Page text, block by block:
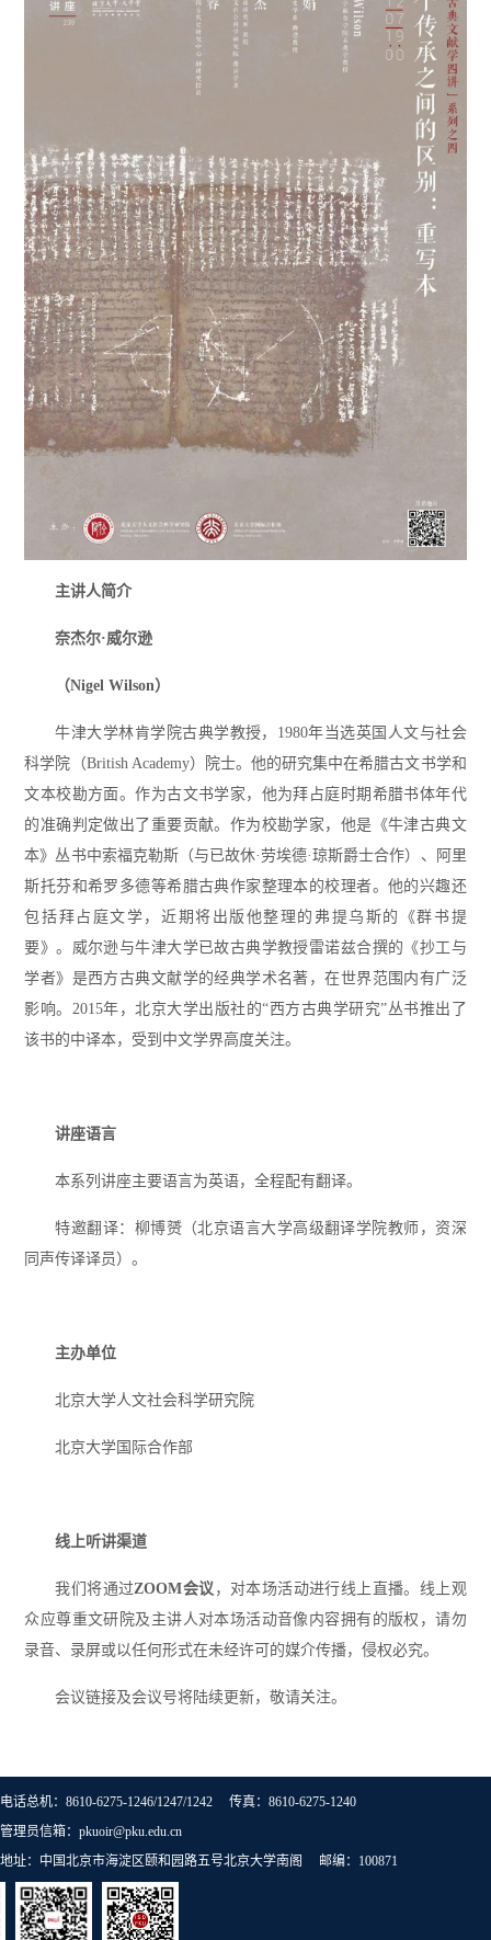
主讲人简介
奈杰尔·威尔逊
（Nigel Wilson）
牛津大学林肯学院古典学教授，1980年当选英国人文与社会
科学院（British Academy）院士。他的研究集中在希腊古文书学和
文本校勘方面。作为古文书学家，他为拜占庭时期希腊书体年代
的准确判定做出了重要贡献。作为校勘学家，他是《牛津古典文
本》丛书中索福克勒斯（与已故休·劳埃德·琼斯爵士合作）、阿里
斯托芬和希罗多德等希腊古典作家整理本的校理者。他的兴趣还
包括拜占庭文学，近期将出版他整理的弗提乌斯的《群书提
要》。威尔逊与牛津大学已故古典学教授雷诺兹合撰的《抄工与
学者》是西方古典文献学的经典学术名著，在世界范围内有广泛
影响。2015年，北京大学出版社的“西方古典学研究”丛书推出了
该书的中译本，受到中文学界高度关注。
讲座语言
本系列讲座主要语言为英语，全程配有翻译。
特邀翻译：柳博赟（北京语言大学高级翻译学院教师，资深
同声传译译员）。
主办单位
北京大学人文社会科学研究院
北京大学国际合作部
线上听讲渠道
我们将通过ZOOM会议 ，对本场活动进行线上直播。线上观
众应尊重文研院及主讲人对本场活动音像内容拥有的版权，请勿
录音、录屏或以任何形式在未经许可的媒介传播，侵权必究。
会议链接及会议号将陆续更新，敬请关注。
电话总机：8610-6275-1246/1247/1242 传真：8610-6275-1240
管理员信箱：pkuoir@pku.edu.cn
地址：中国北京市海淀区颐和园路五号北京大学南阁 邮编：100871